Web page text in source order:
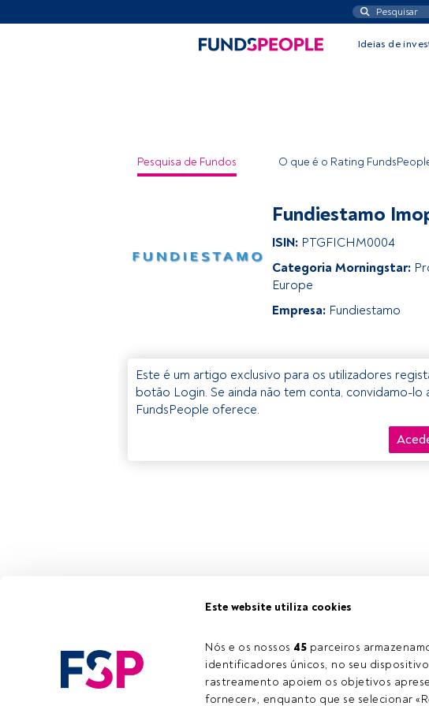
Este website utiliza cookies
Nós e os nossos 45 parceiros
identificadores únicos, no seu
rastreamento apoiem os objetivos
fornecer», enquanto que se selecionar
Ideias de
Pesquisa de Fundos O que é o Rating
Fundiestamo
ISIN: PTGFICHM0004
Categoria Morningstar:
Europe
Empresa: Fundiestamo
Este é um artigo exclusivo para os utilizadores
botão Login. Se ainda não tem conta, convidamo-
FundsPeople oferece.